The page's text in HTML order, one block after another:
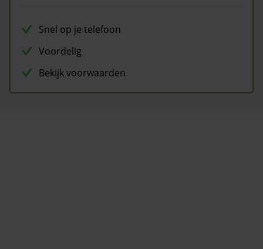
Snel op je telefoon
Voordelig
Bekijk voorwaarden